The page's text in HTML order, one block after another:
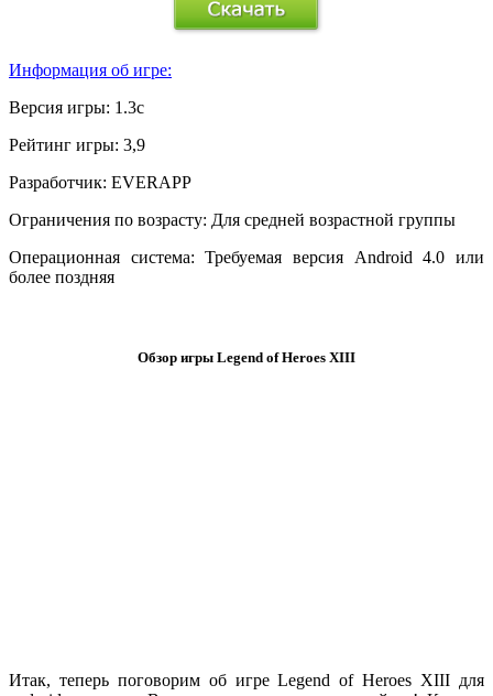
Информация об игре:
Версия игры: 1.3c
Рейтинг игры: 3,9
Разработчик: EVERAPP
Ограничения по возрасту: Для средней возрастной группы
Операционная система: Требуемая версия Android 4.0 или
более поздняя
Обзор игры Legend of Heroes XIII
Итак, теперь поговорим об игре Legend of Heroes XIII для